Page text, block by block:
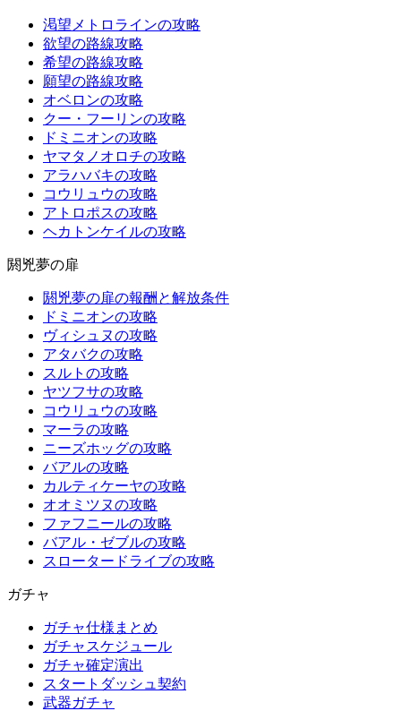
渇望メトロラインの攻略
欲望の路線攻略
希望の路線攻略
願望の路線攻略
オベロンの攻略
クー・フーリンの攻略
ドミニオンの攻略
ヤマタノオロチの攻略
アラハバキの攻略
コウリュウの攻略
アトロポスの攻略
ヘカトンケイルの攻略
閼兇夢の扉
閼兇夢の扉の報酬と解放条件
ドミニオンの攻略
ヴィシュヌの攻略
アタバクの攻略
スルトの攻略
ヤツフサの攻略
コウリュウの攻略
マーラの攻略
ニーズホッグの攻略
バアルの攻略
カルティケーヤの攻略
オオミツヌの攻略
ファフニールの攻略
バアル・ゼブルの攻略
スロータードライブの攻略
ガチャ
ガチャ仕様まとめ
ガチャスケジュール
ガチャ確定演出
スタートダッシュ契約
武器ガチャ